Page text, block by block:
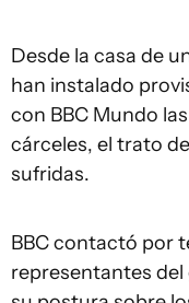
Desde la casa de
han instalado
con BBC Mundo
cárceles, el trato
sufridas.
BBC contactó por
representantes